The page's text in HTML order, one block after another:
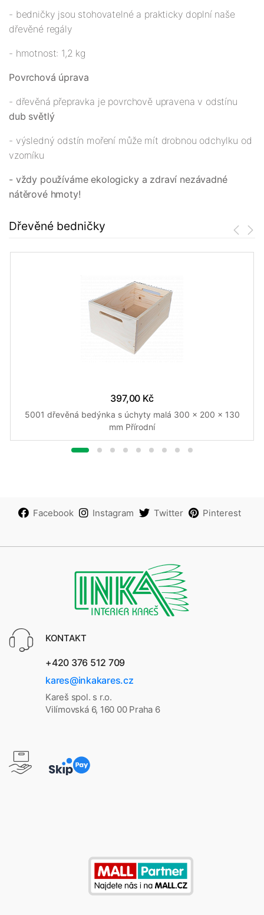
- bedničky jsou stohovatelné a prakticky doplní naše
dřevěné regály
- hmotnost: 1,2 kg
Povrchová úprava
- dřevěná přepravka je povrchově upravena v odstínu
dub světlý
- výsledný odstín moření může mít drobnou odchylku od
vzorníku
- vždy používáme ekologicky a zdraví nezávadné
nátěrové hmoty!
Dřevěné bedničky
397,00 Kč
5001 dřevěná bedýnka s úchyty malá 300 x 200 x 130
mm Přírodní
Facebook Instagram Twitter Pinterest
KONTAKT
+420 376 512 709
kares@inkakares.cz
Kareš spol. s r.o.
Vilímovská 6, 160 00 Praha 6